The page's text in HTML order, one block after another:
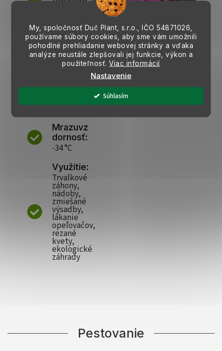
My, spoločnosť Duč Plant, s.r.o., IČO 54871026,
používame súbory cookies, aby sme vám umožnili
pohodlné prehliadanie webovej stránky a vďaka
analýze neustále zlepšovali jej funkcie, výkon a
použiteľnosť.Viac informácií
Nastavenie
Súhlasím
Nároky
na vodu:
Stredné
výsadby
5ks
Mrazuvz
dornosť:
-34 °C
Využitie:
Trvalkové
záhony,
nádoby,
zmiešané
výsadby,
lákanie
opeľovačov,
rezané
kvety,
ekologické
záhrady
Pestovanie